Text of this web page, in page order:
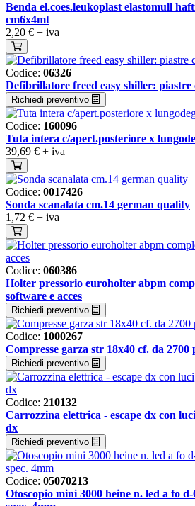
Benda el.coes.leukoplast elastomull
cm6x4mt
2,20 € + iva
Codice: 06326
Defibrillatore freed easy shiller:
Richiedi preventivo
Codice: 160096
Tuta intera c/apert.posteriore x
39,69 € + iva
Codice: 0017426
Sonda scanalata cm.14 german quality
1,72 € + iva
Codice: 060386
Holter pressorio euroholter abpm
software e acces
Richiedi preventivo
Codice: 1000267
Compresse garza str 18x40 cf. da 2700
Richiedi preventivo
Codice: 210132
Carrozzina elettrica - escape dx con
dx
Richiedi preventivo
Codice: 05070213
Otoscopio mini 3000 heine n. led a fo